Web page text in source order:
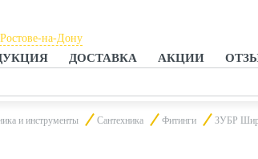
ДОСТАВКА АКЦИИ
на-Дону
на-Дону
и инструменты Сантехника Фитинги ЗУБР